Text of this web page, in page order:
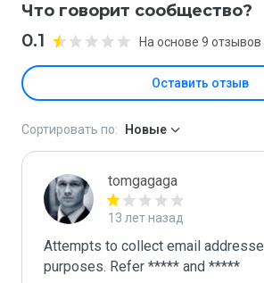
Что говорит сообщество?
0.1 На основе 9 отзывов
Оставить отзыв
Сортировать по: Новые
tomgagaga
13 лет назад
Attempts to collect email
purposes. Refer ***** and *****